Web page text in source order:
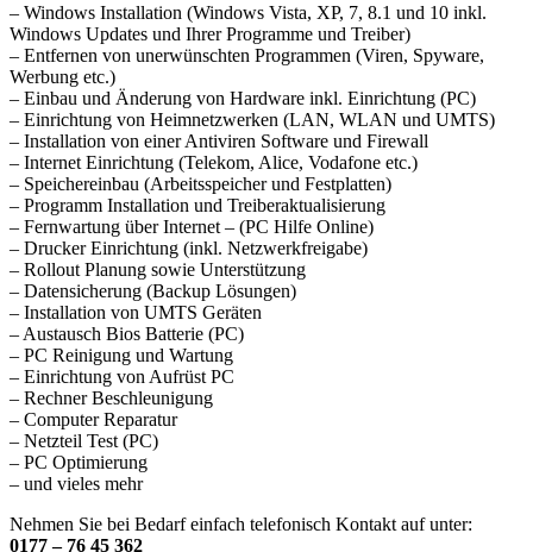
– Windows Installation (Windows Vista, XP, 7, 8.1 und 10 inkl.
Windows Updates und Ihrer Programme und Treiber)
– Entfernen von unerwünschten Programmen (Viren, Spyware,
Werbung etc.)
– Einbau und Änderung von Hardware inkl. Einrichtung (PC)
– Einrichtung von Heimnetzwerken (LAN, WLAN und UMTS)
– Installation von einer Antiviren Software und Firewall
– Internet Einrichtung (Telekom, Alice, Vodafone etc.)
– Speichereinbau (Arbeitsspeicher und Festplatten)
– Programm Installation und Treiberaktualisierung
– Fernwartung über Internet – (PC Hilfe Online)
– Drucker Einrichtung (inkl. Netzwerkfreigabe)
– Rollout Planung sowie Unterstützung
– Datensicherung (Backup Lösungen)
– Installation von UMTS Geräten
– Austausch Bios Batterie (PC)
– PC Reinigung und Wartung
– Einrichtung von Aufrüst PC
– Rechner Beschleunigung
– Computer Reparatur
– Netzteil Test (PC)
– PC Optimierung
– und vieles mehr
Nehmen Sie bei Bedarf einfach telefonisch Kontakt auf unter:
0177 – 76 45 362